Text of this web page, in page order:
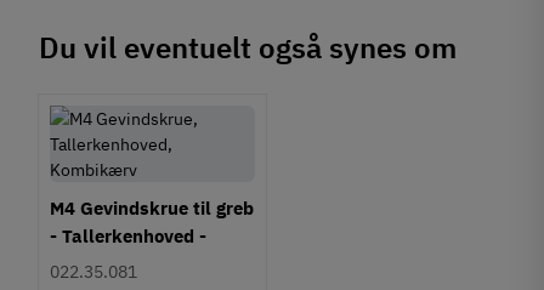
Du vil eventuelt også synes om
M4 Gevindskrue til greb
- Tallerkenhoved -
Krydskærv
022.35.081